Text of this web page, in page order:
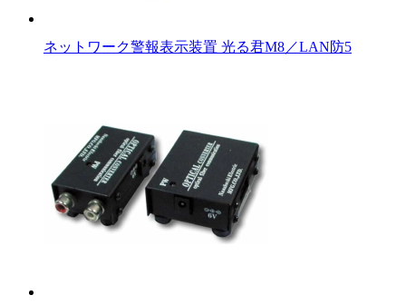
ネットワーク警報表示装置 光る君M8／LAN防5